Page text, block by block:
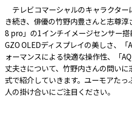
テレビコマーシャルのキャラクター
き続き、俳優の竹野内豊さんと志尊
8 pro」の1インチイメージセンサー
GZO OLEDディスプレイの美しさ、「
ォーマンスによる快適な操作性、「
丈夫さについて、竹野内さんの問い
式で紹介していきます。ユーモアた
人の掛け合いにご注目ください。